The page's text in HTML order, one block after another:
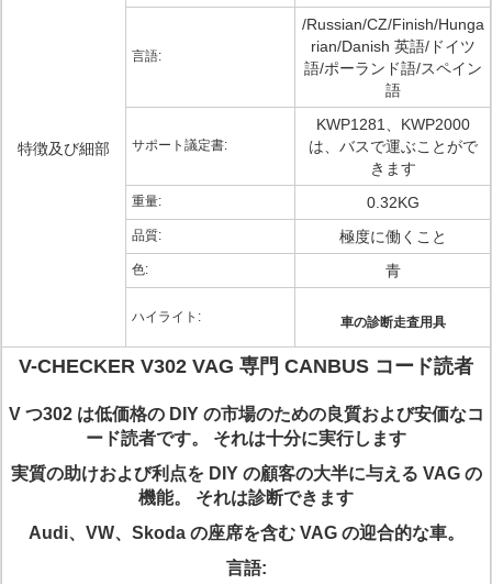
特徴及び細部
言語:
/Russian/CZ/Finish/Hunga
rian/Danish 英語/ドイツ
語/ポーランド語/スペイン
語
サポート議定書:
KWP1281、KWP2000
は、バスで運ぶことがで
きます
重量: 0.32KG
品質: 極度に働くこと
色: 青
ハイライト: 車の診断走査用具
V-CHECKER V302 VAG 専門 CANBUS コード読者
V つ302 は低価格の DIY の市場のための良質および安価なコ
ード読者です。 それは十分に実行します
実質の助けおよび利点を DIY の顧客の大半に与える VAG の
機能。 それは診断できます
Audi、VW、Skoda の座席を含む VAG の迎合的な車。
言語: